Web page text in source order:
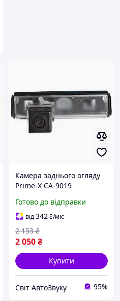
Камера заднього огляду
Prime-X CA-9019
CS
Готово до відправки
від342₴/міс
2 050₴
2 153 ₴
Купити
Світ АвтоЗвуку 95%